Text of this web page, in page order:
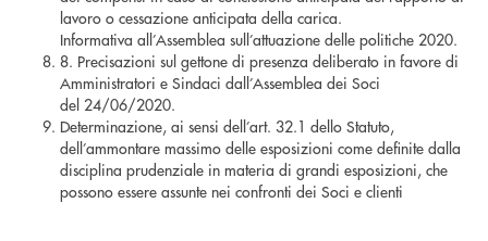
lavoro o cessazione anticipata della carica.
Informativa all’Assemblea sull’attuazione delle politiche 2020.
8. Precisazioni sul gettone di presenza deliberato in favore di
Amministratori e Sindaci dall’Assemblea dei Soci
del 24/06/2020.
Determinazione, ai sensi dell’art. 32.1 dello Statuto,
dell’ammontare massimo delle esposizioni come definite dalla
disciplina prudenziale in materia di grandi esposizioni, che
possono essere assunte nei confronti dei Soci e clienti